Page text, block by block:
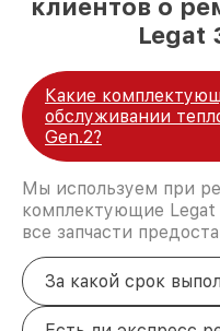
клиентов о
Legat
Какие
обслуживании
Gen.2?
Мы используем при
комплектующие
все запчасти
За какой срок